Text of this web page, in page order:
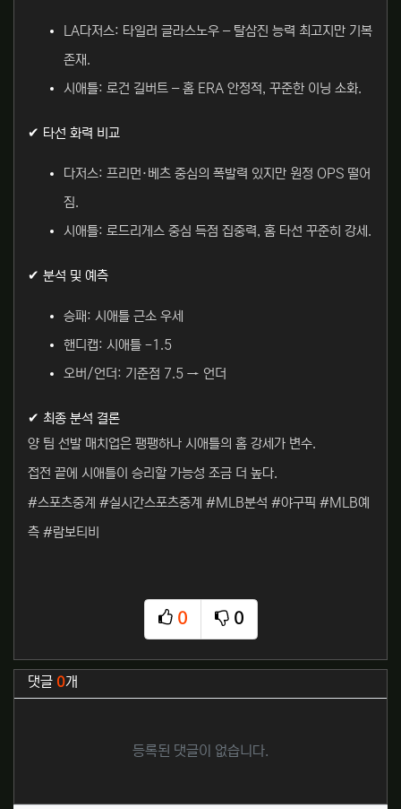
LA다저스: 타일러 글라스노우 – 탈삼진 능력 최고지만 기복
존재.
시애틀: 로건 길버트 – 홈 ERA 안정적, 꾸준한 이닝 소화.
✔ 타선 화력 비교
다저스: 프리먼·베츠 중심의 폭발력 있지만 원정 OPS 떨어
짐.
시애틀: 로드리게스 중심 득점 집중력, 홈 타선 꾸준히 강세.
✔ 분석 및 예측
승패: 시애틀 근소 우세
핸디캡: 시애틀 -1.5
오버/언더: 기준점 7.5 → 언더
✔ 최종 분석 결론
양 팀 선발 매치업은 팽팽하나 시애틀의 홈 강세가 변수.
접전 끝에 시애틀이 승리할 가능성 조금 더 높다.
#스포츠중계 #실시간스포츠중계 #MLB분석 #야구픽 #MLB예
측 #람보티비
0
추천
0
비추천
관련자료
댓글 0개
등록된 댓글이 없습니다.